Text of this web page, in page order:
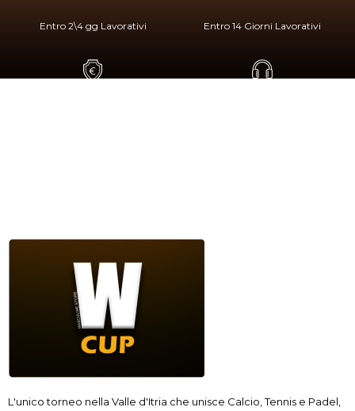
Entro 2\4 gg Lavorativi Entro 14 Giorni Lavorativi
L'unico torneo nella Valle d'Itria che unisce Calcio, Tennis e Padel,